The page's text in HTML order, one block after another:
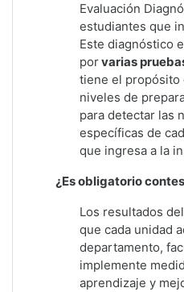
Evaluación
estudiantes que
Este diagnóstico
porvarias
tiene el propósito
niveles de
para detectar las
específicas de
que ingresa a la
¿Es obligatorio
Los resultados
que cada unidad
departamento,
implemente
aprendizaje y